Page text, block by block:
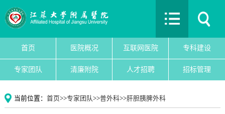
首页 医院概况 互联网医院 专科建设
专家团队 清廉附院 人才招聘 招标管理
当前位置： 首页>>专家团队>>普外科>>肝胆胰脾外科
首页
互联网医院
专科建设
专家团队
党建文化